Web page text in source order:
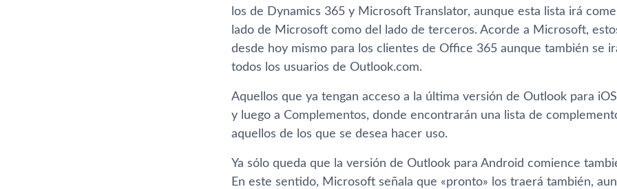
los de Dynamics 365 y Microsoft Translator, aunque esta lista irá
lado de Microsoft como del lado de terceros. Acorde a Microsoft,
desde hoy mismo para los clientes de Office 365 aunque también se
todos los usuarios de Outlook.com.
Aquellos que ya tengan acceso a la última versión de Outlook para
y luego a Complementos, donde encontrarán una lista de
aquellos de los que se desea hacer uso.
Ya sólo queda que la versión de Outlook para Android comience
En este sentido, Microsoft señala que «pronto» los traerá también,